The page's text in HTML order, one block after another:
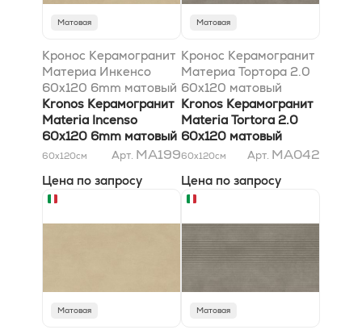
Матовая
Кронос Керамогранит
Материа Инкенсо
60x120 6mm матовый
Kronos Керамогранит
Materia Incenso
60x120 6mm матовый
60x120см Арт. MA199
Цена по запросу
Матовая
Кронос Керамогранит
Материа Тортора 2.0
60x120 матовый
Kronos Керамогранит
Materia Tortora 2.0
60x120 матовый
60x120см Арт. MA042
Цена по запросу
Матовая Матовая